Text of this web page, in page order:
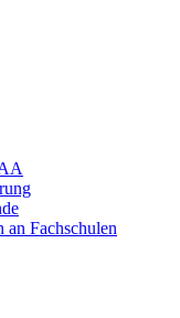
Fachschulen